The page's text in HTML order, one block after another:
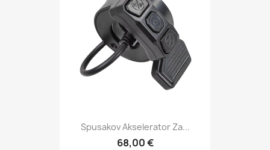
Spusakov Akselerator Za...
68,00 €